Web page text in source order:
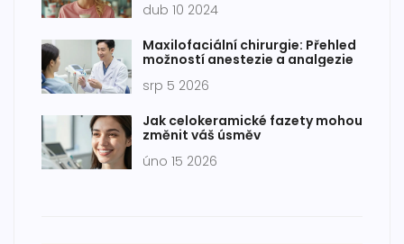
dub 10 2024
Maxilofaciální chirurgie: Přehled
možností anestezie a analgezie
srp 5 2026
Jak celokeramické fazety mohou
změnit váš úsměv
úno 15 2026